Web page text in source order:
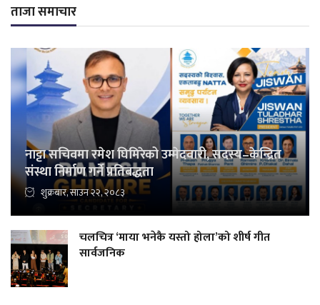
ताजा समाचार
नाट्टा सचिवमा रमेश घिमिरेको उम्मेदवारी, सदस्य–केन्द्रित
संस्था निर्माण गर्ने प्रतिबद्धता
शुक्रबार, साउन २२, २०८३
चलचित्र ‘माया भनेकै यस्तो होला’को शीर्ष गीत
सार्वजनिक